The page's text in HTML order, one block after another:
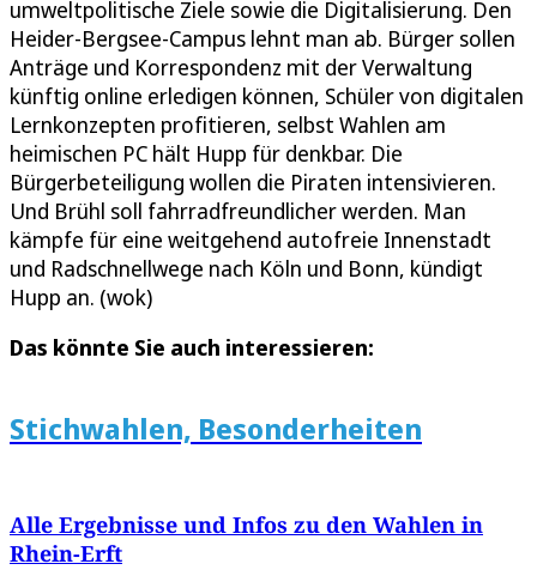
umweltpolitische Ziele sowie die Digitalisierung. Den
Heider-Bergsee-Campus lehnt man ab. Bürger sollen
Anträge und Korrespondenz mit der Verwaltung
künftig online erledigen können, Schüler von digitalen
Lernkonzepten profitieren, selbst Wahlen am
heimischen PC hält Hupp für denkbar. Die
Bürgerbeteiligung wollen die Piraten intensivieren.
Und Brühl soll fahrradfreundlicher werden. Man
kämpfe für eine weitgehend autofreie Innenstadt
und Radschnellwege nach Köln und Bonn, kündigt
Hupp an. (wok)
Das könnte Sie auch interessieren:
Stichwahlen, Besonderheiten
Alle Ergebnisse und Infos zu den Wahlen in
Rhein-Erft